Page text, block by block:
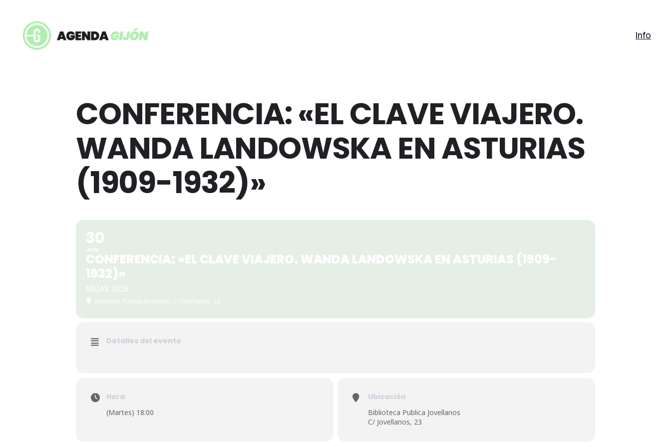
Info
CONFERENCIA: «EL CLAVE VIAJERO.
WANDA LANDOWSKA EN ASTURIAS
(1909-1932)»
30
JUN
CONFERENCIA: «EL CLAVE VIAJERO. WANDA LANDOWSKA EN ASTURIAS (1909-
1932)»
MÚAX 2026
Biblioteca Publica Jovellanos, C/ Jovellanos, 23
Detalles del evento
Hora
(Martes) 18:00
Ubicación
Biblioteca Publica Jovellanos
C/ Jovellanos, 23